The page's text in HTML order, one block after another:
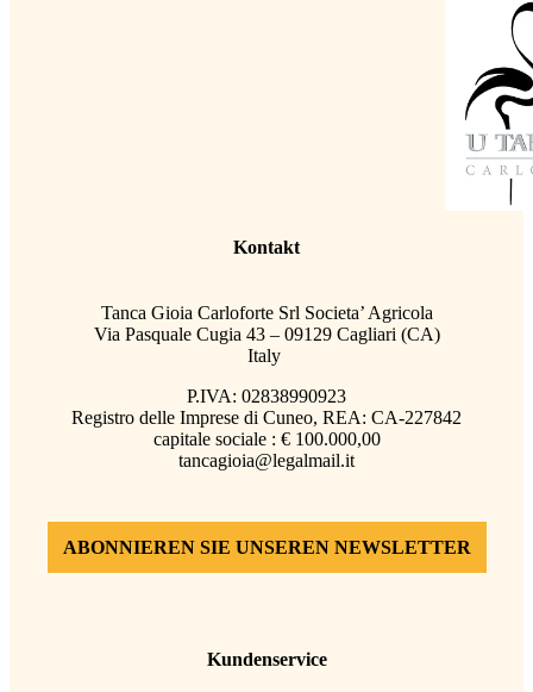
Kontakt
Tanca Gioia Carloforte Srl Societa’ Agricola
Via Pasquale Cugia 43 – 09129 Cagliari (CA)
Italy
P.IVA: 02838990923
Registro delle Imprese di Cuneo, REA: CA-227842
capitale sociale : € 100.000,00
tancagioia@legalmail.it
ABONNIEREN SIE UNSEREN NEWSLETTER
Kundenservice